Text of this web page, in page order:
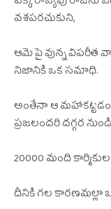
వశపరచుకుని,
ఆమె పై వున్న
నిజానికి ఒక సమాధి.
అంతేనా ఆ
ప్రజలందరి దగ్గర
20000 మంది
దీనికి గల కారణమల్లా